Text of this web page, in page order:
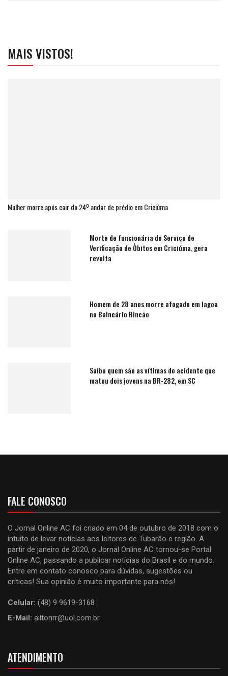
MAIS VISTOS!
Mulher morre após cair do 24º andar de prédio em Criciúma
Morte de funcionária do Serviço de
Verificação de Òbitos em Criciúma, gera
revolta
Homem de 28 anos morre afogado em lagoa
no Balneário Rincão
Saiba quem são as vítimas do acidente que
matou dois jovens na BR-282, em SC
FALE CONOSCO
O Jornal Online AC foi criado em 04 de outubro de 2018 com o
intuito de levar notícias aos leitores de Tubarão e região. A
partir de janeiro de 2020, o Jornal Online AC tornou-se Portal
Online AC, passando a publicar notícias do Brasil e do mundo.
Entre em contato conosco para dúvidas, sugestões ou
críticas! Sua opinião é muito importante para nós!
Celular: (48) 9 9619-3168
E-Mail: ailtonrr@uol.com.br
ATENDIMENTO